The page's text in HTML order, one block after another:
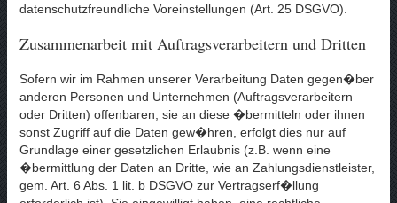
datenschutzfreundliche Voreinstellungen (Art. 25 DSGVO).
Zusammenarbeit mit Auftragsverarbeitern und Dritten
Sofern wir im Rahmen unserer Verarbeitung Daten gegen�ber
anderen Personen und Unternehmen (Auftragsverarbeitern
oder Dritten) offenbaren, sie an diese �bermitteln oder ihnen
sonst Zugriff auf die Daten gew�hren, erfolgt dies nur auf
Grundlage einer gesetzlichen Erlaubnis (z.B. wenn eine
�bermittlung der Daten an Dritte, wie an Zahlungsdienstleister,
gem. Art. 6 Abs. 1 lit. b DSGVO zur Vertragserf�llung